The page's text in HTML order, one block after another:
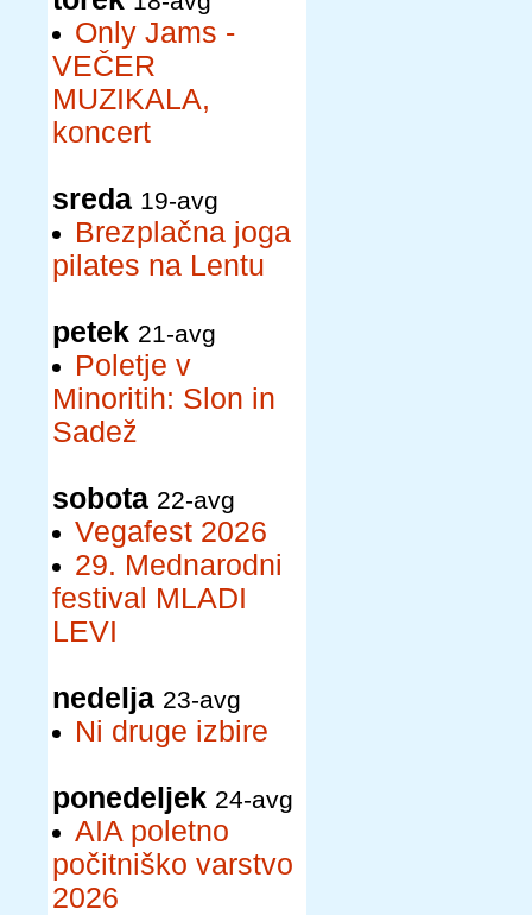
Only Jams -
VEČER
MUZIKALA,
koncert
sreda 19-avg
Brezplačna joga
pilates na Lentu
petek 21-avg
Poletje v
Minoritih: Slon in
Sadež
sobota 22-avg
Vegafest 2026
29. Mednarodni
festival MLADI
LEVI
nedelja 23-avg
Ni druge izbire
ponedeljek 24-avg
AIA poletno
počitniško varstvo
2026